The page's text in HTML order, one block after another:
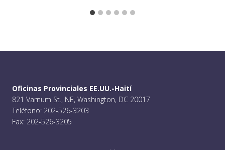
Oficinas Provinciales EE.UU.-Haití
821 Varnum St., NE, Washington, DC 20017
Teléfono: 202-526-3203
Fax: 202-526-3205